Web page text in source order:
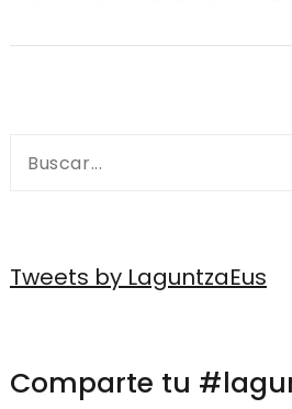
de
Buscar:
Tweets by LaguntzaEus
Comparte tu